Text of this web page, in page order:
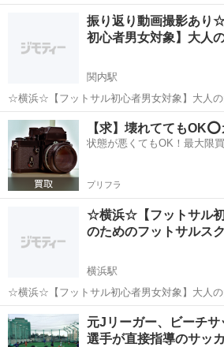
ール ☆お知らせ☆ ①RGBポイントカード始めます！！（例：１回参
加1ポイント 特別DAYはポイント2倍） 10回
トサルグッズ（例：シ...
横浜市 関内駅 サッカー
振り返り動画撮影あり
初心者男女対象】大人
関内駅
☆横浜☆【フットサル初心者男女対象】大人
ール ☆お知らせ☆ ①RGBポイントカード始めます！！（例：１回参
加1ポイント 特別DAYはポイント2倍） 10回
トサルグッズ（例：シ...
神奈川 横浜市 関内駅 サッカー 初
【求】壊れてても
状態が悪くてもOK！最大限
プリフラ
☆横浜☆【フットサル
のためのフットサルス
横浜駅
☆横浜☆【フットサル初心者男女対象】大人
ール ☆お知らせ☆ ①RGBポイントカード始めます！！（例：１回参
加1ポイント 特別DAYはポイント2倍） 10回
トサルグッズ（例：シ...
神奈川 横浜市 横浜駅 サッカー 初
元Jリーガー、ビーチ
選手が直接指導のサッ